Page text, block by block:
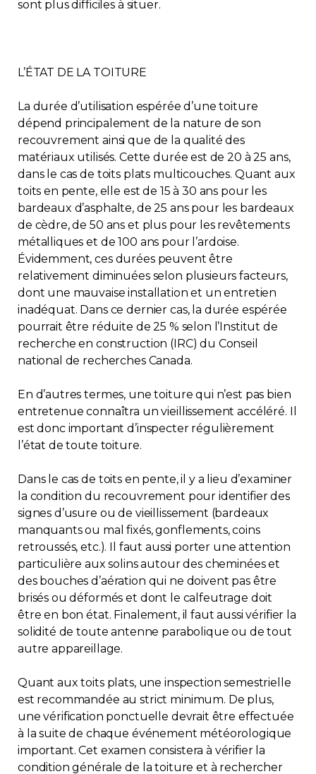
sont plus difficiles à situer.
L’ÉTAT DE LA TOITURE
La durée d’utilisation espérée d’une toiture
dépend principalement de la nature de son
recouvrement ainsi que de la qualité des
matériaux utilisés. Cette durée est de 20 à 25 ans,
dans le cas de toits plats multicouches. Quant aux
toits en pente, elle est de 15 à 30 ans pour les
bardeaux d’asphalte, de 25 ans pour les bardeaux
de cèdre, de 50 ans et plus pour les revêtements
métalliques et de 100 ans pour l’ardoise.
Évidemment, ces durées peuvent être
relativement diminuées selon plusieurs facteurs,
dont une mauvaise installation et un entretien
inadéquat. Dans ce dernier cas, la durée espérée
pourrait être réduite de 25 % selon l’Institut de
recherche en construction (IRC) du Conseil
national de recherches Canada.
En d’autres termes, une toiture qui n’est pas bien
entretenue connaîtra un vieillissement accéléré. Il
est donc important d’inspecter régulièrement
l’état de toute toiture.
Dans le cas de toits en pente, il y a lieu d’examiner
la condition du recouvrement pour identifier des
signes d’usure ou de vieillissement (bardeaux
manquants ou mal fixés, gonflements, coins
retroussés, etc.). Il faut aussi porter une attention
particulière aux solins autour des cheminées et
des bouches d’aération qui ne doivent pas être
brisés ou déformés et dont le calfeutrage doit
être en bon état. Finalement, il faut aussi vérifier la
solidité de toute antenne parabolique ou de tout
autre appareillage.
Quant aux toits plats, une inspection semestrielle
est recommandée au strict minimum. De plus,
une vérification ponctuelle devrait être effectuée
à la suite de chaque événement météorologique
important. Cet examen consistera à vérifier la
condition générale de la toiture et à rechercher